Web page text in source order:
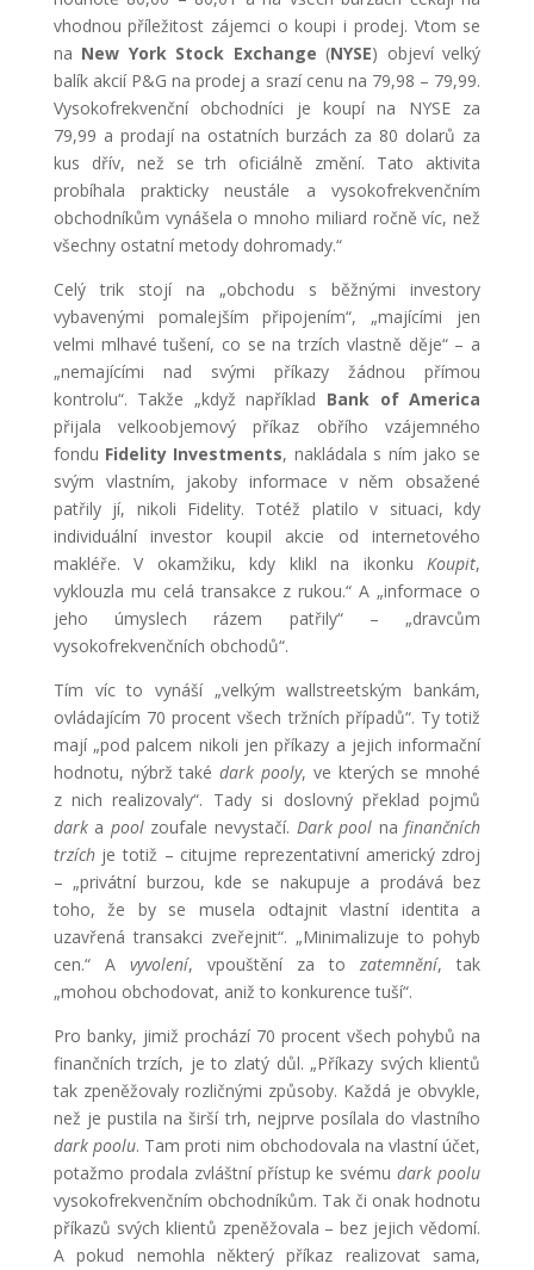
vhodnou příležitost zájemci o koupi i prodej. Vtom se
na New York Stock Exchange (NYSE) objeví velký
balík akcií P&G na prodej a srazí cenu na 79,98 – 79,99.
Vysokofrekvenční obchodníci je koupí na NYSE za
79,99 a prodají na ostatních burzách za 80 dolarů za
kus dřív, než se trh oficiálně změní. Tato aktivita
probíhala prakticky neustále a vysokofrekvenčním
obchodníkům vynášela o mnoho miliard ročně víc, než
všechny ostatní metody dohromady.“
Celý trik stojí na „obchodu s běžnými investory
vybavenými pomalejším připojením“, „majícími jen
velmi mlhavé tušení, co se na trzích vlastně děje“ – a
„nemajícími nad svými příkazy žádnou přímou
kontrolu“. Takže „když například Bank of America
přijala velkoobjemový příkaz obřího vzájemného
fondu Fidelity Investments, nakládala s ním jako se
svým vlastním, jakoby informace v něm obsažené
patřily jí, nikoli Fidelity. Totéž platilo v situaci, kdy
individuální investor koupil akcie od internetového
makléře. V okamžiku, kdy klikl na ikonkuKoupit,
vyklouzla mu celá transakce z rukou.“ A „informace o
jeho úmyslech rázem patřily“ – „dravcům
vysokofrekvenčních obchodů“.
Tím víc to vynáší „velkým wallstreetským bankám,
ovládajícím 70 procent všech tržních případů“. Ty totiž
mají „pod palcem nikoli jen příkazy a jejich informační
hodnotu, nýbrž takédark pooly, ve kterých se mnohé
z nich realizovaly“. Tady si doslovný překlad pojmů
dark a pool zoufale nevystačí. Dark pool nafinančních
trzích je totiž – citujme reprezentativní americký zdroj
– „privátní burzou, kde se nakupuje a prodává bez
toho, že by se musela odtajnit vlastní identita a
uzavřená transakci zveřejnit“. „Minimalizuje to pohyb
cen.“ A vyvolení, vpouštění za tozatemnění, tak
„mohou obchodovat, aniž to konkurence tuší“.
Pro banky, jimiž prochází 70 procent všech pohybů na
finančních trzích, je to zlatý důl. „Příkazy svých klientů
tak zpeněžovaly rozličnými způsoby. Každá je obvykle,
než je pustila na širší trh, nejprve posílala do vlastního
dark poolu. Tam proti nim obchodovala na vlastní účet,
potažmo prodala zvláštní přístup ke svémudark poolu
vysokofrekvenčním obchodníkům. Tak či onak hodnotu
příkazů svých klientů zpeněžovala – bez jejich vědomí.
A pokud nemohla některý příkaz realizovat sama,